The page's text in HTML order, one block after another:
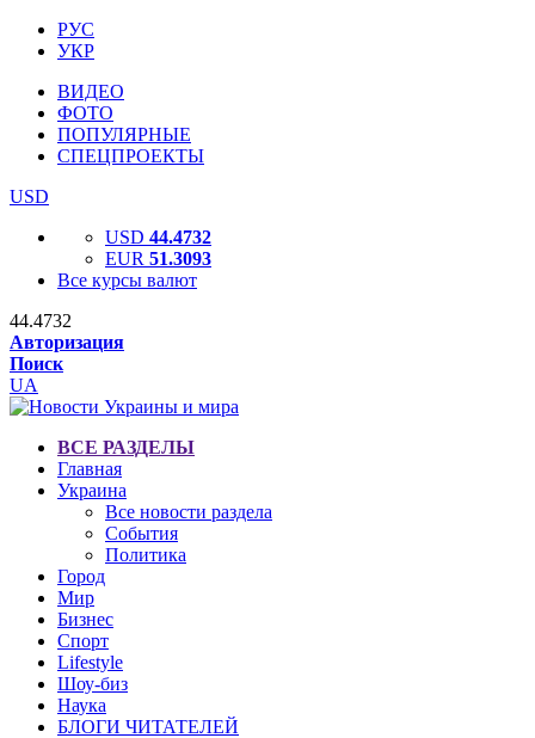
РУС
УКР
ВИДЕО
ФОТО
ПОПУЛЯРНЫЕ
СПЕЦПРОЕКТЫ
USD
USD 44.4732
EUR 51.3093
Все курсы валют
44.4732
Авторизация
Поиск
UA
ВСЕ РАЗДЕЛЫ
Главная
Украина
Все новости раздела
События
Политика
Город
Мир
Бизнес
Спорт
Lifestyle
Шоу-биз
Наука
БЛОГИ ЧИТАТЕЛЕЙ